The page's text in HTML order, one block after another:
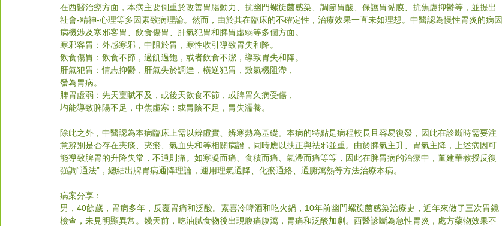
在西醫治療方面，本病主要側重於改善胃腸動力、抗幽門螺旋菌感染、調節胃酸、保護胃黏膜、抗焦慮抑鬱等，並提出
社會-精神-心理等多因素致病理論。然而，由於其在臨床的不確定性，治療效果一直未如理想。中醫認為慢性胃炎的病因
病機涉及寒邪客胃、飲食傷胃、肝氣犯胃和脾胃虛弱等多個方面。
寒邪客胃：外感寒邪，中阻於胃，寒性收引導致胃失和降。
飲食傷胃：飲食不節，過飢過飽，或者飲食不潔，導致胃失和降。
肝氣犯胃：情志抑鬱，肝氣失於調達，橫逆犯胃，致氣機阻滯，
發為胃病。
脾胃虛弱：先天稟賦不及，或後天飲食不節，或脾胃久病受傷，
均能導致脾陽不足，中焦虛寒；或胃陰不足，胃失濡養。
除此之外，中醫認為本病臨床上需以辨虛實、辨寒熱為基礎。本病的特點是病程較長且容易復發，因此在診斷時需要注
意辨別是否存在夾痰、夾瘀、氣血失和等相關病證，同時應以扶正與祛邪並重。由於脾氣主升、胃氣主降，上述病因可
能導致脾胃的升降失常，不通則痛。如寒凝而痛、食積而痛、氣滯而痛等等，因此在脾胃病的治療中，董建華教授反復
強調“通法”，總結出脾胃病通降理論，運用理氣通降、化瘀通絡、通腑瀉熱等方法治療本病。
病案分享：
男，40餘歲，胃病多年，反覆胃痛和泛酸。素喜冷啤酒和吃火鍋，10年前幽門螺旋菌感染治療史，近年來做了三次胃鏡
檢查，未見明顯異常。幾天前，吃油膩食物後出現腹痛腹瀉，胃痛和泛酸加劇。西醫診斷為急性胃炎，處方藥物效果不